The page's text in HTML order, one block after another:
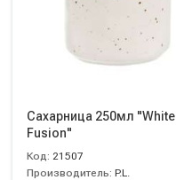
Сахарница 250мл "White
Fusion"
Код: 21507
Производитель: P.L.